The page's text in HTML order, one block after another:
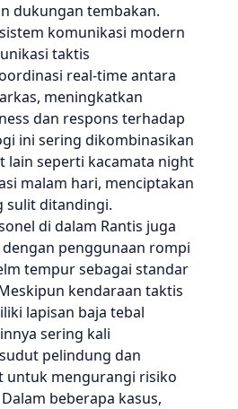
dukungan tembakan.
komunikasi modern
taktis
real-time antara
meningkatkan
dan respons terhadap
ini sering dikombinasikan
lain seperti kacamata night
malam hari, menciptakan
sulit ditandingi.
di dalam Rantis juga
penggunaan rompi
tempur sebagai standar
kendaraan taktis
lapisan baja tebal
sering kali
pelindung dan
untuk mengurangi risiko
beberapa kasus,